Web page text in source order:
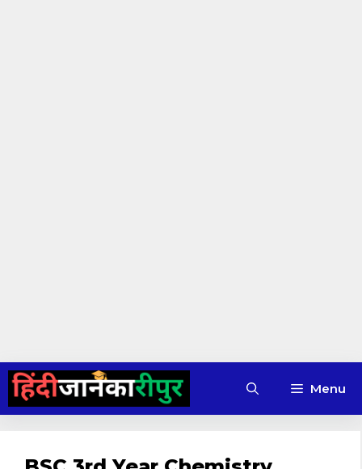
Skip
content
Menu